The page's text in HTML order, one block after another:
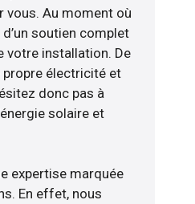
vous. Au moment où
soutien complet
votre installation. De
propre électricité et
donc pas à
solaire et
expertise marquée
En effet, nous